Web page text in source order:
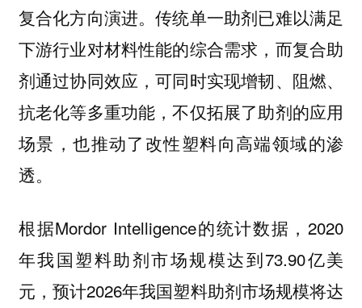
复合化方向演进。传统单一助剂已难以满足
下游行业对材料性能的综合需求，而复合助
剂通过协同效应，可同时实现增韧、阻燃、
抗老化等多重功能，不仅拓展了助剂的应用
场景，也推动了改性塑料向高端领域的渗
透。
根据Mordor Intelligence的统计数据，2020
年我国塑料助剂市场规模达到73.90亿美
元，预计2026年我国塑料助剂市场规模将达